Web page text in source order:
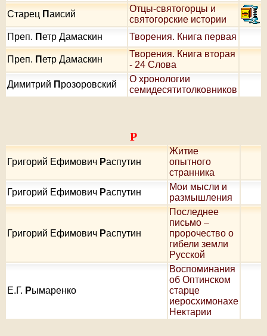
Старец Паисий
Отцы-святогорцы и
святогорские истории
Преп. Петр Дамаскин Творения. Книга первая
Преп. Петр Дамаскин
Творения. Книга вторая
- 24 Слова
Димитрий П розоровский
О хронологии
семидесятитолковников
Р
Григорий Ефимович Распутин
Житие
опытного
странника
Григорий Ефимович Распутин
Мои мысли и
размышления
Григорий Ефимович Распутин
Последнее
письмо –
пророчество о
гибели земли
Русской
Е.Г. Рымаренко
Воспоминания
об Оптинском
старце
иеросхимонахе
Нектарии